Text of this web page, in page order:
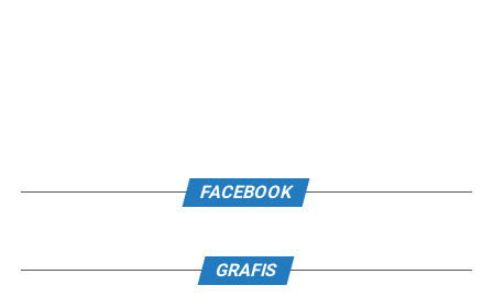
FACEBOOK
GRAFIS